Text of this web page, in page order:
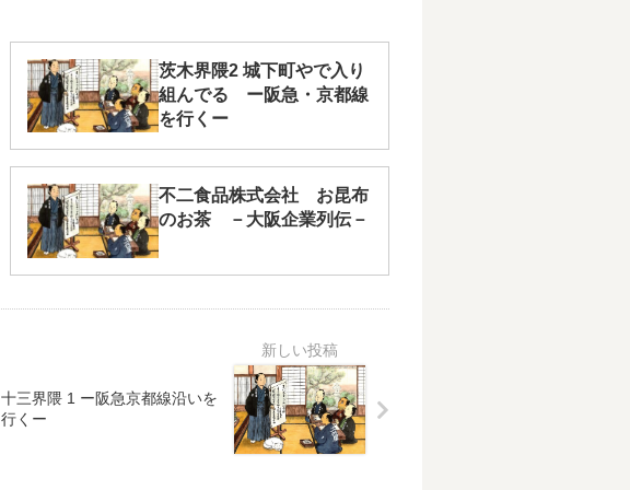
茨木界隈2 城下町やで入り
組んでる ー阪急・京都線
を行くー
不二食品株式会社 お昆布
のお茶 －大阪企業列伝－
十三界隈 1 ー阪急京都線沿いを
行くー